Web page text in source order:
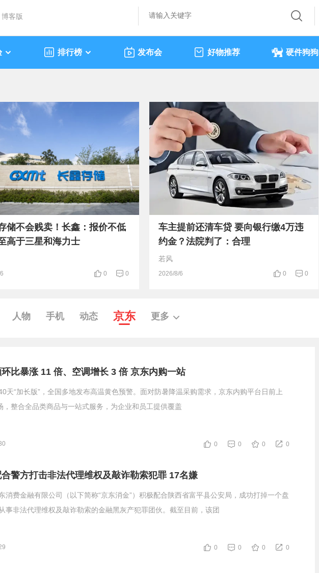
博客版
排行榜 发布会 好物推荐 硬件狗狗
储不会贱卖！长鑫：报价不低
高于三星和海力士
0
0
车主提前还清车贷 要向银行缴4万违
约金？法院判了：合理
若风
2026/8/6 0
0
人物 手机 动态 京东 更多
比暴涨 11 倍、空调增长 3 倍 京东内购一站
天“加长版”，全国多地发布高温黄色预警。面对防暑降温采购需求，京东内购平台日前上
，整合全品类商品与一站式服务，为企业和员工提供覆盖
0 0 0 0
警方打击非法代理维权及敲诈勒索犯罪 17名嫌
消费金融有限公司（以下简称“京东消金”）积极配合陕西省富平县公安局，成功打掉一个盘
事非法代理维权及敲诈勒索的金融黑灰产犯罪团伙。截至目前，该团
0 0 0 0